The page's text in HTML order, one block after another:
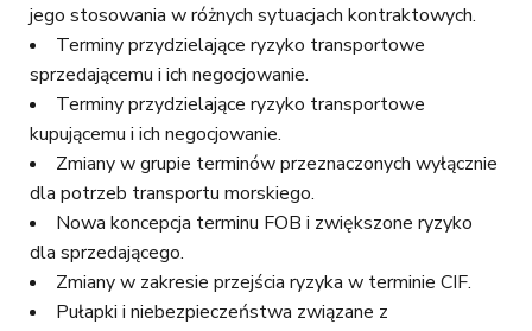
jego stosowania w różnych sytuacjach kontraktowych.
Terminy przydzielające ryzyko transportowe
sprzedającemu i ich negocjowanie.
Terminy przydzielające ryzyko transportowe
kupującemu i ich negocjowanie.
Zmiany w grupie terminów przeznaczonych wyłącznie
dla potrzeb transportu morskiego.
Nowa koncepcja terminu FOB i zwiększone ryzyko
dla sprzedającego.
Zmiany w zakresie przejścia ryzyka w terminie CIF.
Pułapki i niebezpieczeństwa związane z